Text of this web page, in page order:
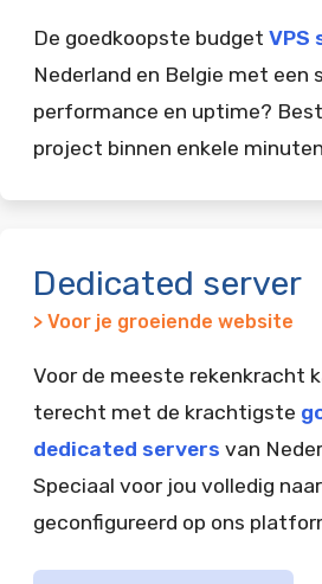
De goedkoopste budget VPS
Nederland en Belgie met een
performance en uptime?
project binnen enkele
Dedicated server
> Voor je groeiende website
Voor de meeste rekenkracht
terecht met de krachtigste
dedicated servers van
Speciaal voor jou volledig
geconfigureerd op ons